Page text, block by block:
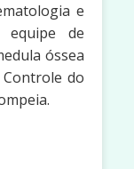
e
equipe de
óssea
do